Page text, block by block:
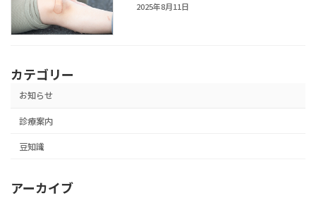
2025年8月11日
カテゴリー
お知らせ
診療案内
豆知識
アーカイブ